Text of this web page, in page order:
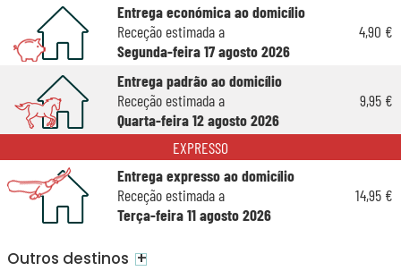
Entrega económica ao domicílio
Receção estimada a
Segunda-feira 17 agosto 2026
4,90 €
Entrega padrão ao domicílio
Receção estimada a
Quarta-feira 12 agosto 2026
9,95 €
EXPRESSO
Entrega expresso ao domicílio
Receção estimada a
Terça-feira 11 agosto 2026
14,95 €
Outros destinos +